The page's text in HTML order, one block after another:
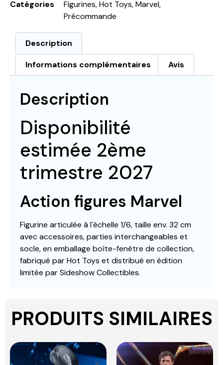
Catégories Figurines,Hot Toys,Marvel,
Précommande
Description
Informations complémentaires Avis
Description
Disponibilité
estimée 2ème
trimestre 2027
Action figures Marvel
Figurine articulée à l´échelle 1/6, taille env. 32 cm
avec accessoires, parties interchangeables et
socle, en emballage boîte-fenêtre de collection,
fabriqué par Hot Toys et distribué en édition
limitée par Sideshow Collectibles.
PRODUITS SIMILAIRES